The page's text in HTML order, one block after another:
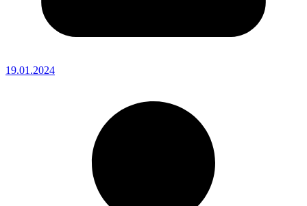
19.01.2024